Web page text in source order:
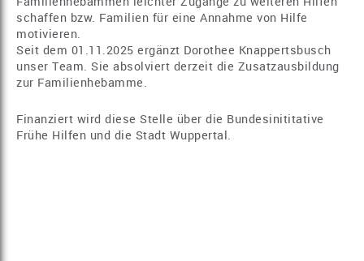
schaffen bzw. Familien für eine Annahme von Hilfe
motivieren.
Seit dem 01.11.2025 ergänzt Dorothee Knappertsbusch
unser Team. Sie absolviert derzeit die Zusatzausbildung
zur Familienhebamme.
Finanziert wird diese Stelle über die Bundesinititative
Frühe Hilfen und die Stadt Wuppertal.